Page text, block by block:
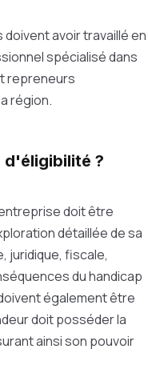
avoir travaillé en
spécialisé dans
repreneurs
région.
d'éligibilité ?
doit être
détaillée de sa
juridique, fiscale,
du handicap
également être
doit posséder la
ainsi son pouvoir